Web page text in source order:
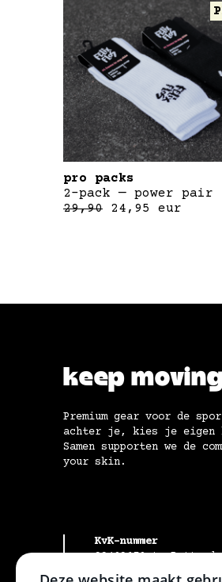
pro packs
2-pack — power pair
29,90
24,95 eur
keep moving
Premium gear voor de
achter je, kies je eigen
Samen supporten we de
your skin.
KvK-nummer
99489678 te
BTW-